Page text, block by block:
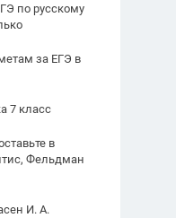
по русскому
за ЕГЭ в
7 класс
в
Фельдман
И. А.